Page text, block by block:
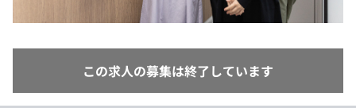
学校向けプラン
この求人の募集は終了しています